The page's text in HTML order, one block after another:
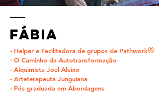
Fábia
- Helper e Facilitadora de grupos de Pathwork®
- O Caminho da Autotransformação
- Alquimista Joel Aleixo
- Arteterapeuta Junguiana
- Pós graduada em Abordagens